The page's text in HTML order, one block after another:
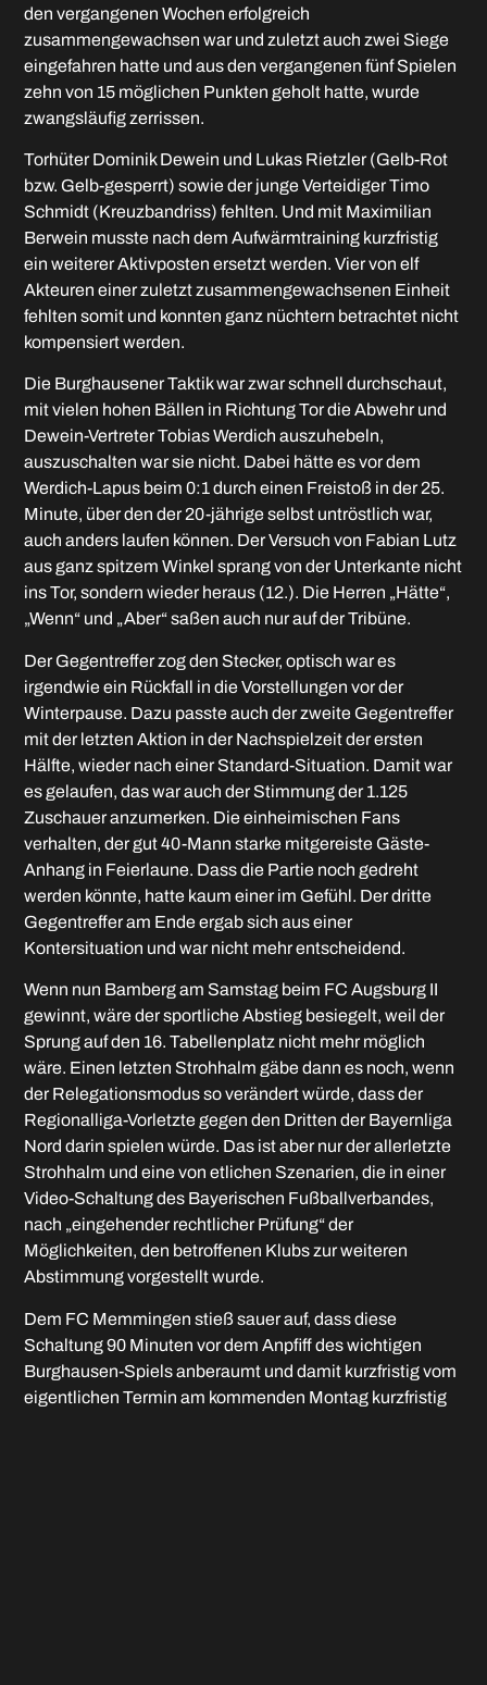
den vergangenen Wochen erfolgreich
zusammengewachsen war und zuletzt auch zwei Siege
eingefahren hatte und aus den vergangenen fünf Spielen
zehn von 15 möglichen Punkten geholt hatte, wurde
zwangsläufig zerrissen.
Torhüter Dominik Dewein und Lukas Rietzler (Gelb-Rot
bzw. Gelb-gesperrt) sowie der junge Verteidiger Timo
Schmidt (Kreuzbandriss) fehlten. Und mit Maximilian
Berwein musste nach dem Aufwärmtraining kurzfristig
ein weiterer Aktivposten ersetzt werden. Vier von elf
Akteuren einer zuletzt zusammengewachsenen Einheit
fehlten somit und konnten ganz nüchtern betrachtet nicht
kompensiert werden.
Die Burghausener Taktik war zwar schnell durchschaut,
mit vielen hohen Bällen in Richtung Tor die Abwehr und
Dewein-Vertreter Tobias Werdich auszuhebeln,
auszuschalten war sie nicht. Dabei hätte es vor dem
Werdich-Lapus beim 0:1 durch einen Freistoß in der 25.
Minute, über den der 20-jährige selbst untröstlich war,
auch anders laufen können. Der Versuch von Fabian Lutz
aus ganz spitzem Winkel sprang von der Unterkante nicht
ins Tor, sondern wieder heraus (12.). Die Herren „Hätte“,
„Wenn“ und „Aber“ saßen auch nur auf der Tribüne.
Der Gegentreffer zog den Stecker, optisch war es
irgendwie ein Rückfall in die Vorstellungen vor der
Winterpause. Dazu passte auch der zweite Gegentreffer
mit der letzten Aktion in der Nachspielzeit der ersten
Hälfte, wieder nach einer Standard-Situation. Damit war
es gelaufen, das war auch der Stimmung der 1.125
Zuschauer anzumerken. Die einheimischen Fans
verhalten, der gut 40-Mann starke mitgereiste Gäste-
Anhang in Feierlaune. Dass die Partie noch gedreht
werden könnte, hatte kaum einer im Gefühl. Der dritte
Gegentreffer am Ende ergab sich aus einer
Kontersituation und war nicht mehr entscheidend.
Wenn nun Bamberg am Samstag beim FC Augsburg II
gewinnt, wäre der sportliche Abstieg besiegelt, weil der
Sprung auf den 16. Tabellenplatz nicht mehr möglich
wäre. Einen letzten Strohhalm gäbe dann es noch, wenn
der Relegationsmodus so verändert würde, dass der
Regionalliga-Vorletzte gegen den Dritten der Bayernliga
Nord darin spielen würde. Das ist aber nur der allerletzte
Strohhalm und eine von etlichen Szenarien, die in einer
Video-Schaltung des Bayerischen Fußballverbandes,
nach „eingehender rechtlicher Prüfung“ der
Möglichkeiten, den betroffenen Klubs zur weiteren
Abstimmung vorgestellt wurde.
Dem FC Memmingen stieß sauer auf, dass diese
Schaltung 90 Minuten vor dem Anpfiff des wichtigen
Burghausen-Spiels anberaumt und damit kurzfristig vom
eigentlichen Termin am kommenden Montag kurzfristig